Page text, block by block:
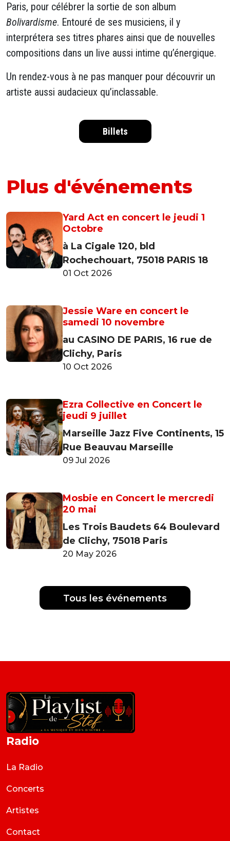
Paris, pour célébrer la sortie de son album
Bolivardisme. Entouré de ses musiciens, il y
interprétera ses titres phares ainsi que de nouvelles
compositions dans un live aussi intime qu’énergique.
Un rendez-vous à ne pas manquer pour découvrir un
artiste aussi audacieux qu’inclassable.
Billets
Plus d'événements
Yard Act en concert le jeudi 1
Octobre
à La Cigale 120, bld
Rochechouart, 75018 PARIS 18
01 Oct 2026
Jessie Ware en concert le
samedi 10 novembre
au CASINO DE PARIS, 16 rue de
Clichy, Paris
10 Oct 2026
Ezra Collective en Concert le
jeudi 9 juillet
Marseille Jazz Five Continents, 15
Rue Beauvau Marseille
09 Jul 2026
Mosbie en Concert le mercredi
20 mai
Les Trois Baudets 64 Boulevard
de Clichy, 75018 Paris
20 May 2026
Tous les événements
Radio
La Radio
Concerts
Artistes
Contact